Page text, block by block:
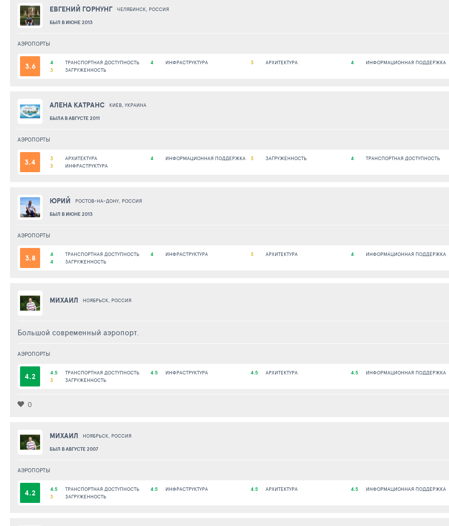
ЕВГЕНИЙ ГОРНУНГ ЧЕЛЯБИНСК, РОССИЯ
БЫЛ В ИЮНЕ 2013
АЭРОПОРТЫ
3.6 4 ТРАНСПОРТНАЯ ДОСТУПНОСТЬ 4 ИНФРАСТРУКТУРА 3 АРХИТЕКТУРА 4 ИНФОРМАЦИОННАЯ ПОДДЕРЖКА
3 ЗАГРУЖЕННОСТЬ
АЛЕНА КАТРАНС КИЕВ, УКРАИНА
БЫЛА В АВГУСТЕ 2011
АЭРОПОРТЫ
3.4 3 АРХИТЕКТУРА 4 ИНФОРМАЦИОННАЯ ПОДДЕРЖКА 3 ЗАГРУЖЕННОСТЬ 4 ТРАНСПОРТНАЯ ДОСТУПНОСТЬ
3 ИНФРАСТРУКТУРА
ЮРИЙ РОСТОВ-НА-ДОНУ, РОССИЯ
БЫЛ В ИЮНЕ 2013
АЭРОПОРТЫ
3.8 4 ТРАНСПОРТНАЯ ДОСТУПНОСТЬ 4 ИНФРАСТРУКТУРА 3 АРХИТЕКТУРА 4 ИНФОРМАЦИОННАЯ ПОДДЕРЖКА
4 ЗАГРУЖЕННОСТЬ
МИХАИЛ НОЯБРЬСК, РОССИЯ
Большой современный аэропорт.
АЭРОПОРТЫ
4.2 4.5 ТРАНСПОРТНАЯ ДОСТУПНОСТЬ 4.5 ИНФРАСТРУКТУРА 4.5 АРХИТЕКТУРА 4.5 ИНФОРМАЦИОННАЯ ПОДДЕРЖКА
3 ЗАГРУЖЕННОСТЬ
0
МИХАИЛ НОЯБРЬСК, РОССИЯ
БЫЛ В АВГУСТЕ 2007
АЭРОПОРТЫ
4.2 4.5 ТРАНСПОРТНАЯ ДОСТУПНОСТЬ 4.5 ИНФРАСТРУКТУРА 4.5 АРХИТЕКТУРА 4.5 ИНФОРМАЦИОННАЯ ПОДДЕРЖКА
3 ЗАГРУЖЕННОСТЬ